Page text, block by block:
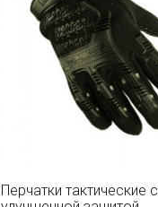
Перчатки тактические с